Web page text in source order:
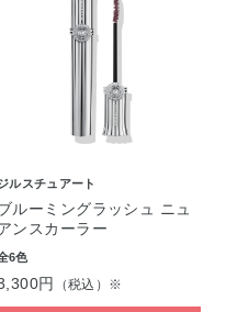
ルスチュアート
ルーミングラッシュ ニュ
ンスカーラー
6色
円 （税込）※